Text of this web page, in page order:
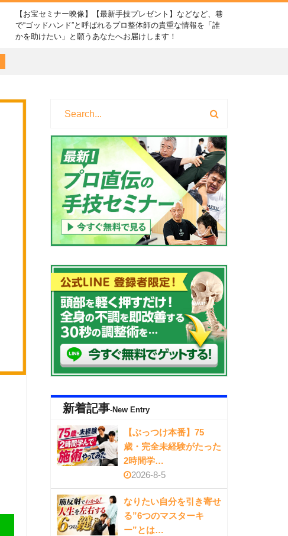
【お宝セミナー映像】【最新手技プレゼント】などなど、巷
で“ゴッドハンド”と呼ばれるプロ整体師の貴重な情報を「誰
かを助けたい」と願うあなたへお届けします！
新着記事-New Entry
【ぶっつけ本番】75
歳・完全未経験がたった
2時間学…
2026-8-5
なりたい自分を引き寄せ
る”6つのマスターキ
ー”とは…